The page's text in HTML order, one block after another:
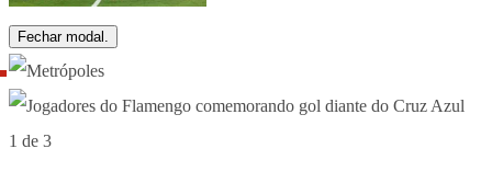
Fechar modal.
1 de 3